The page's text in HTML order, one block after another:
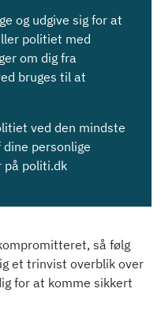
og udgive sig for at
politiet med
om dig fra
bruges til at
ved den mindste
personlige
på politi.dk
så følg
et trinvist overblik over
for at komme sikkert